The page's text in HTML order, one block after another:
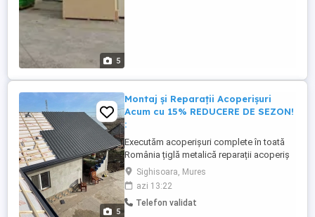
5
5
Montaj și Reparații Acoperișuri
Acum cu 15% REDUCERE DE SEZON!
:
Executăm acoperișuri complete în toată
România țiglă metalică reparații acoperiș
dulgherie jgheaburi și burlane foișoare și
terase Deplasare oriunde în țară Ofertă
gratuită:
Sighisoara, Mures
azi 13:22
Telefon validat